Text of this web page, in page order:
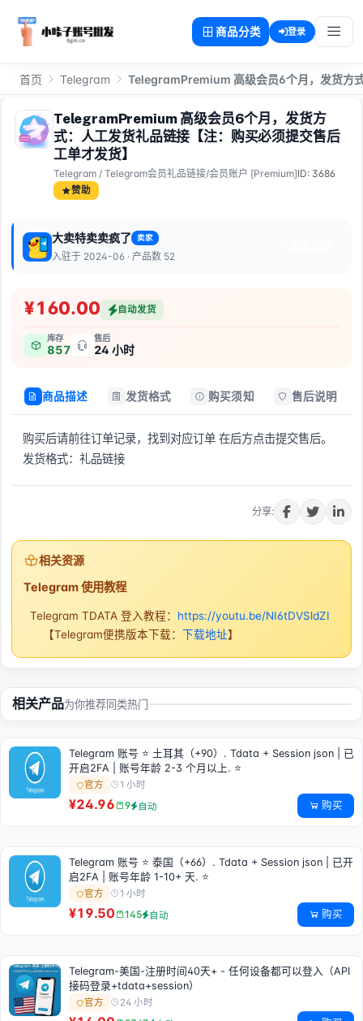
商品分类 登录
首页 Telegram TelegramPremium 高级会员6个月，发货方
TelegramPremium 高级会员6个月，发货方
式：人工发货礼品链接【注：购买必须提交售后
工单才发货】
Telegram / Telegram会员礼品链接/会员账户 [Premium]ID: 3686
赞助
大
大卖特卖卖疯了 卖家
入驻于 2024-06 · 产品数 52
¥160.00 自动发货
库存
857
售后
24 小时
商品描述 发货格式 购买须知 售后说明
购买后请前往订单记录，找到对应订单 在后方点击提交售后。
发货格式：礼品链接
分享:
相关资源
Telegram 使用教程
Telegram TDATA 登入教程： https://youtu.be/NI6tDVSldZI
【Telegram便携版本下载： 下载地址】
相关产品为你推荐同类热门
Telegram 账号 ⭐ 土耳其（+90）. Tdata + Session json | 已
开启2FA | 账号年龄 2-3 个月以上. ⭐
官方 1 小时
¥24.96 9 自动 购买
Telegram 账号 ⭐ 泰国（+66）. Tdata + Session json | 已开
启2FA | 账号年龄 1-10+ 天. ⭐
官方 1 小时
¥19.50 145 自动 购买
Telegram-美国-注册时间40天+ - 任何设备都可以登入（API
接码登录+tdata+session）
官方 24 小时